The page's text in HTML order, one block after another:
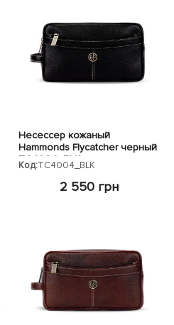
Несессер кожаный
Hammonds Flycatcher черный
TC4004_BLK
Код:TC4004_BLK
2 550 грн